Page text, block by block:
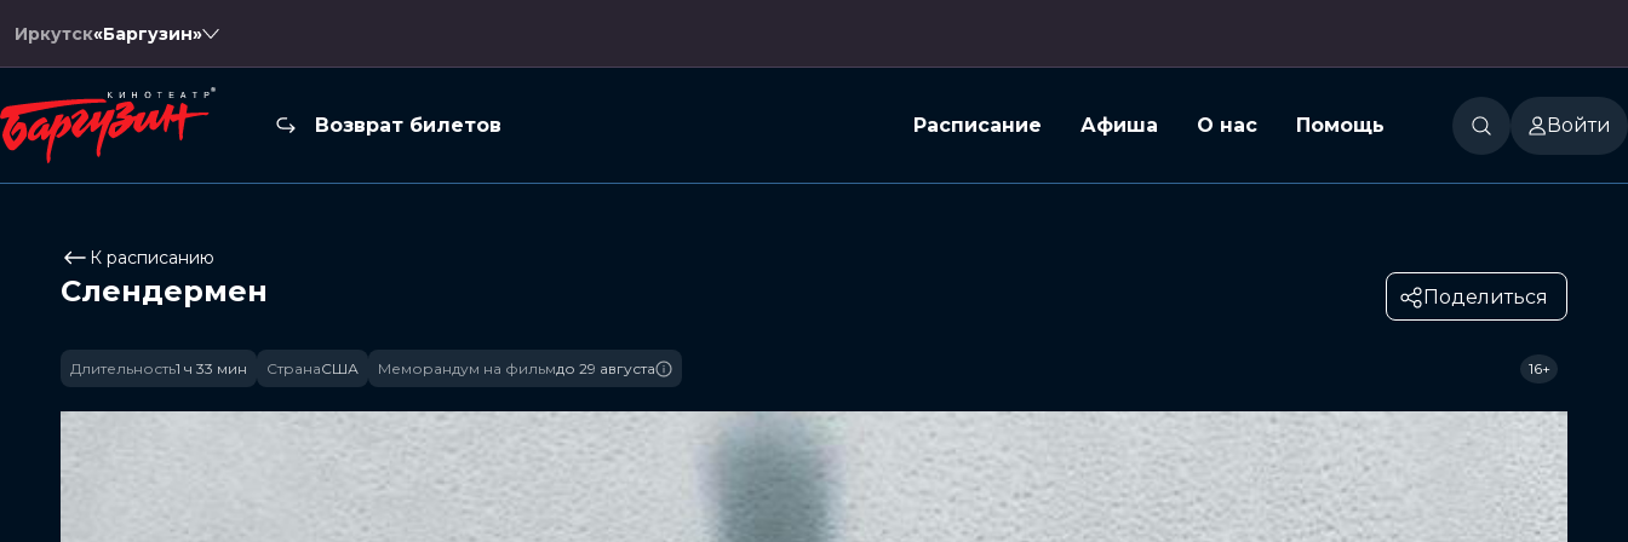
Иркутск«Баргузин»
Возврат билетов Расписание Афиша О нас Помощь Войти
К расписанию
Слендермен Поделиться
Длительность1 ч 33 мин СтранаСША Меморандум на фильмдо 29 августа 16+